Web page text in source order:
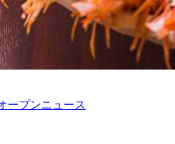
ープンニュース